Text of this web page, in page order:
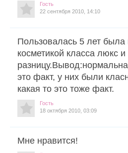
Гость
22 сентября 2010, 14:10
Пользовалась 5 лет была
косметикой класса люкс
это факт, у них были
какая то это тоже факт.
Гость
18 октября 2010, 03:09
Мне нравится!